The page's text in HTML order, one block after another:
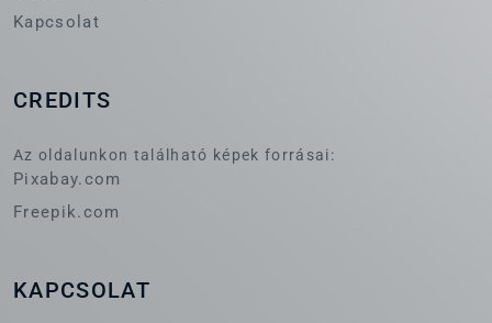
Kapcsolat
CREDITS
Az oldalunkon található képek forrásai:
Pixabay.com
Freepik.com
KAPCSOLAT